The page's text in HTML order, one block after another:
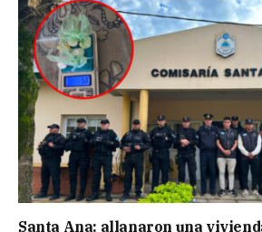
Santa Ana: allanaron una